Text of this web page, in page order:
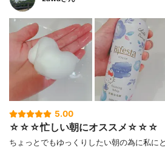
5.00
☆☆☆忙しい朝にオススメ☆☆☆
ちょっとでもゆっくりしたい朝の為に私に